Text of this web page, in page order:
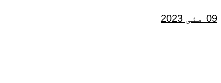
09 مئی 2023